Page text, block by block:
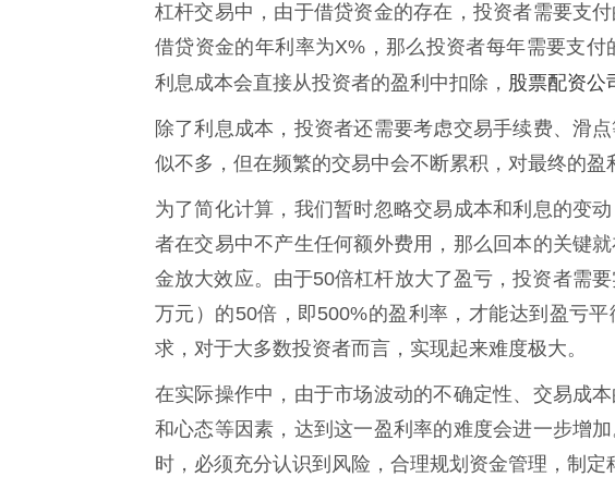
杠杆交易中，由于借贷资金的存在，投资者需要支
借贷资金的年利率为X%，那么投资者每年需要支
利息成本会直接从投资者的盈利中扣除， 股票配资公
除了利息成本，投资者还需要考虑交易手续费、滑
似不多，但在频繁的交易中会不断累积，对最终的盈
为了简化计算，我们暂时忽略交易成本和利息的变
者在交易中不产生任何额外费用，那么回本的关键
金放大效应。由于50倍杠杆放大了盈亏，投资者需
万元）的50倍，即500%的盈利率，才能达到盈亏
求，对于大多数投资者而言，实现起来难度极大。
在实际操作中，由于市场波动的不确定性、交易成
和心态等因素，达到这一盈利率的难度会进一步增
时，必须充分认识到风险，合理规划资金管理，制定